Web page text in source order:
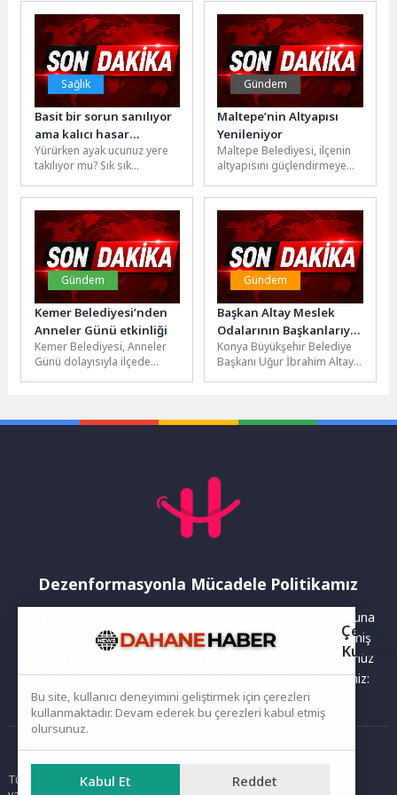
Kültürevi’nde açıldı. Zeki...
ilk...
Sağlık
Basit bir sorun sanılıyor
ama kalıcı hasar
bırakabiliyor!
Yürürken ayak ucunuz yere
takılıyor mu? Sık sık
yukarı kaldırmakta güçlük
çekiyor...
Gündem
Maltepe’nin Altyapısı
Yenileniyor
Maltepe Belediyesi, ilçenin
altyapısını güçlendirmeye
sürdürüyor. Yalı Mahallesi
Hamam Sokak’ta başlatılan
çalışmalar...
Gündem
Kemer Belediyesi’nden
Anneler Günü etkinliği
Kemer Belediyesi, Anneler
Günü dolayısıyla ilçede
güzel...
Gündem
Başkan Altay Meslek
Odalarının Başkanlarıyla
İstişare Toplantısında
Buluştu
Konya Büyükşehir Belediye
Başkanı Uğur İbrahim Altay,
araya...
Dezenformasyonla Mücadele Politikamız
Yayınlanan haberler doğruluk ilkesi gözetilerek hazırlanır. Buna
rağmen bazı içeriklerde eksik, hatalı veya güncelliğini yitirmiş
bilgiler bulunabilir.Yanlış veya yanıltıcı olduğunu düşündüğünüz
haberleri aşağıdaki iletişim kanallarından bize bildirebilirsiniz:
Ana Sayfa
Tüm hakları saklıdır. Sitede yer alan içerikler izinsiz kopyalanamaz,
Çerez
Bu site, kullanıcı deneyimini geliştirmek için çerezleri
kullanmaktadır. Devam ederek bu çerezleri kabul etmiş
olursunuz.
Kabul Et Reddet